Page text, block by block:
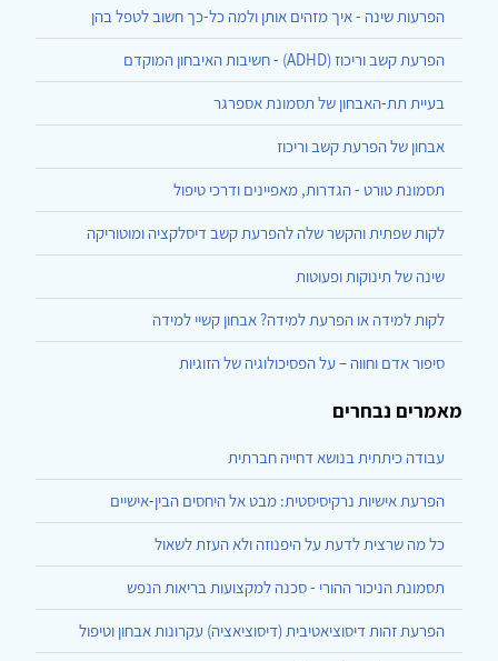
הפרעות שינה - איך מזהים אותן ולמה כל-כך חשוב לטפל בהן
הפרעת קשב וריכוז (ADHD) - חשיבות האיבחון המוקדם
בעיית תת-האבחון של תסמונת אספרגר
אבחון של הפרעת קשב וריכוז
תסמונת טורט - הגדרות, מאפיינים ודרכי טיפול
לקות שפתית והקשר שלה להפרעת קשב דיסלקציה ומוטוריקה
שינה של תינוקות ופעוטות
לקות למידה או הפרעת למידה? אבחון קשיי למידה
סיפור אדם וחווה – על הפסיכולוגיה של הזוגיות
מאמרים נבחרים
עבודה כיתתית בנושא דחייה חברתית
הפרעת אישיות נרקיסיסטית: מבט אל היחסים הבין-אישיים
כל מה שרצית לדעת על היפנוזה ולא העזת לשאול
תסמונת הניכור ההורי - סכנה למקצועות בריאות הנפש
הפרעת זהות דיסוציאטיבית (דיסוציאציה) עקרונות אבחון וטיפול